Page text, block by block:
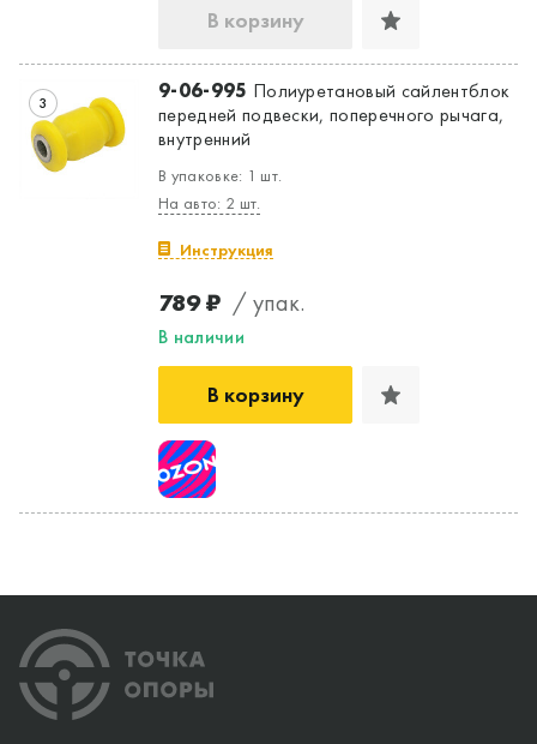
В корзину
3 9-06-995 Полиуретановый сайлентблок
передней подвески, поперечного рычага,
внутренний
В упаковке: 1 шт.
На авто: 2 шт.
Инструкция
789 ₽ / упак.
В наличии
В корзину